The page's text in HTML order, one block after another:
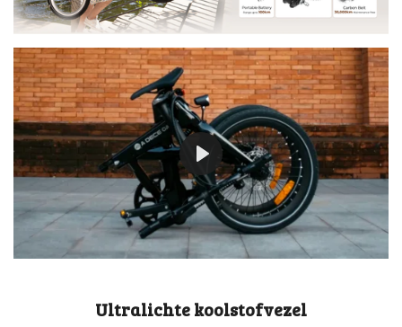
P
l
a
y
Ultralichte koolstofvezel